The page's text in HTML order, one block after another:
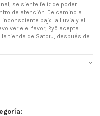
se siente feliz de poder
de atención. De camino a
inconsciente bajo la lluvia y el
el favor, Ryô acepta
tienda de Satoru, después de